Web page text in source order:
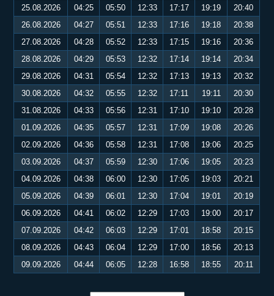
25.08.2026
04:25 05:50 12:33 17:17 19:19
20:40
26.08.2026
04:27 05:51 12:33 17:16 19:18
20:38
27.08.2026
04:28 05:52 12:33 17:15 19:16
20:36
28.08.2026
04:29 05:53 12:32 17:14 19:14
20:34
29.08.2026
04:31 05:54 12:32 17:13 19:13
20:32
30.08.2026
04:32 05:55 12:32 17:11 19:11
20:30
31.08.2026
04:33 05:56 12:31 17:10 19:10
20:28
01.09.2026
04:35 05:57 12:31 17:09 19:08
20:26
02.09.2026
04:36 05:58 12:31 17:08 19:06
20:25
03.09.2026
04:37 05:59 12:30 17:06 19:05
20:23
04.09.2026
04:38 06:00 12:30 17:05 19:03
20:21
05.09.2026
04:39 06:01 12:30 17:04 19:01
20:19
06.09.2026
04:41 06:02 12:29 17:03 19:00
20:17
07.09.2026
04:42 06:03 12:29 17:01 18:58
20:15
08.09.2026
04:43 06:04 12:29 17:00 18:56
20:13
09.09.2026
04:44 06:05 12:28 16:58 18:55 20:11